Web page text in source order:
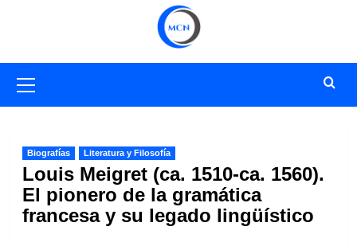
primario
Biografías Literatura y Filosofía
Louis Meigret (ca. 1510-ca. 1560).
El pionero de la gramática
francesa y su legado lingüístico